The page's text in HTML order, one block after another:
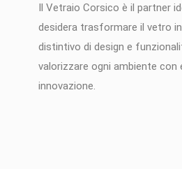
Il Vetraio Corsico è il partner
desidera trasformare il vetro
distintivo di design e
valorizzare ogni ambiente con
innovazione.